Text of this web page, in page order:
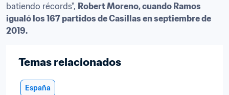
batiendo récords", Robert Moreno, cuando Ramos
igualó los 167 partidos de Casillas en septiembre de
2019.
Temas relacionados
España